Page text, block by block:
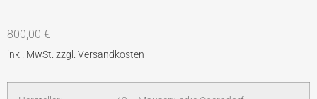
800,00 €